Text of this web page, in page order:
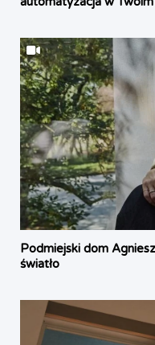
Podmiejski dom
światło